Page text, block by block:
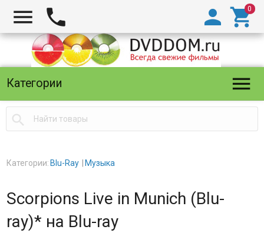
  

Категории 

Категории: Blu-Ray Музыка
Scorpions Live in Munich (Blu-
ray)* на Blu-ray